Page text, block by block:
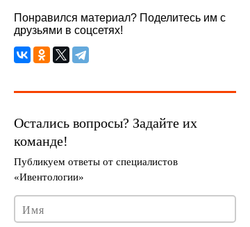
Понравился материал? Поделитесь им с
друзьями в соцсетях!